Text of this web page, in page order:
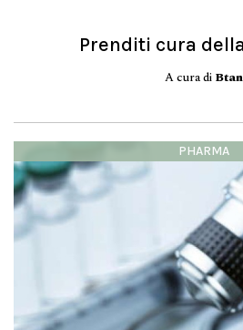
Prenditi cura
A cura di Btan
PHARMA